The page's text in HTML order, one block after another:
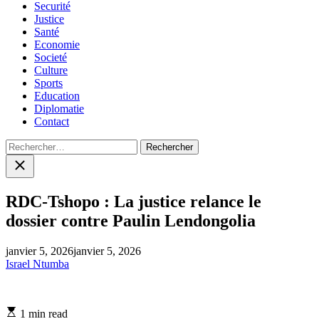
Securité
Justice
Santé
Economie
Societé
Culture
Sports
Education
Diplomatie
Contact
Rechercher :
Close
search
RDC-Tshopo : La justice relance le
dossier contre Paulin Lendongolia
janvier 5, 2026janvier 5, 2026
Israel Ntumba
Estimated
1 min read